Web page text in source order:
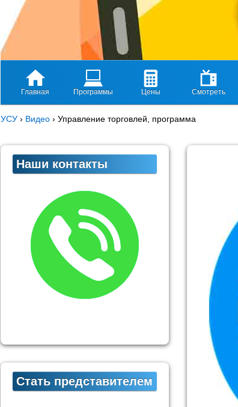
Главная Программы Цены Смотреть
УСУ › Видео › Управление торговлей, программа
Наши контакты
Стать представителем